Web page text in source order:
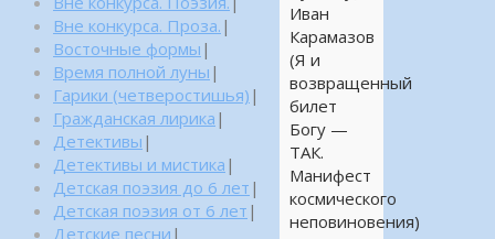
Иван
Карамазов
(Я и
возвращенный
билет
Богу —
ТАК.
Манифест
космического
неповиновения)
Вне конкурса. Проза. |
Восточные формы |
Время полной луны |
Гарики (четверостишья) |
Гражданская лирика |
Детективы |
Детективы и мистика |
Детская поэзия до 6 лет |
Детская поэзия от 6 лет |
Детские песни |